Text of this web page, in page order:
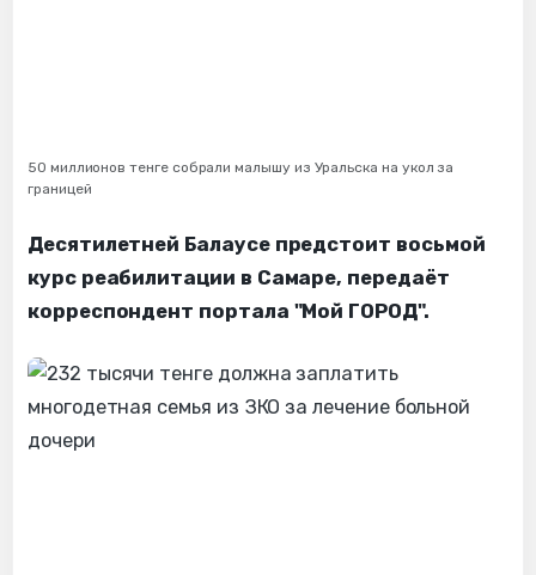
50 миллионов тенге собрали малышу из Уральска на укол за
границей
Десятилетней Балаусе предстоит восьмой
курс реабилитации в Самаре, передаёт
корреспондент портала "Мой ГОРОД".